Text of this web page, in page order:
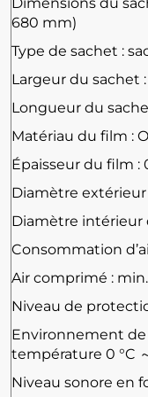
680 mm)
Type de sachet :
Largeur du sachet
Longueur du
Matériau du film :
Épaisseur du film :
Diamètre
Diamètre intérieur
Consommation
Air comprimé : min.
Niveau de
Environnement
température 0 °C
Niveau sonore en